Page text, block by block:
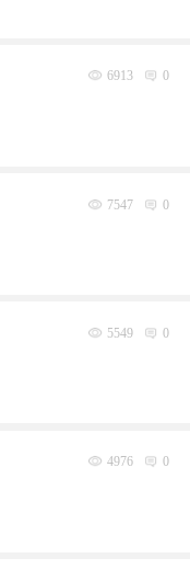
6913 0
7547 0
5549 0
4976 0